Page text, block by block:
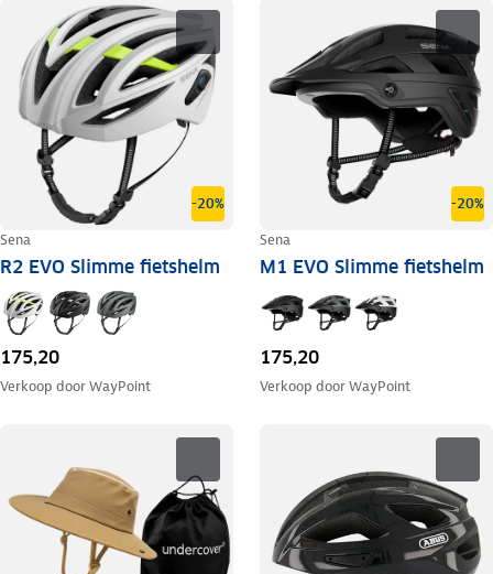
-20%
Sena
R2 EVO Slimme fietshelm
175,20
Verkoop doorWayPoint
-20%
Sena
M1 EVO Slimme fietshelm
175,20
Verkoop doorWayPoint